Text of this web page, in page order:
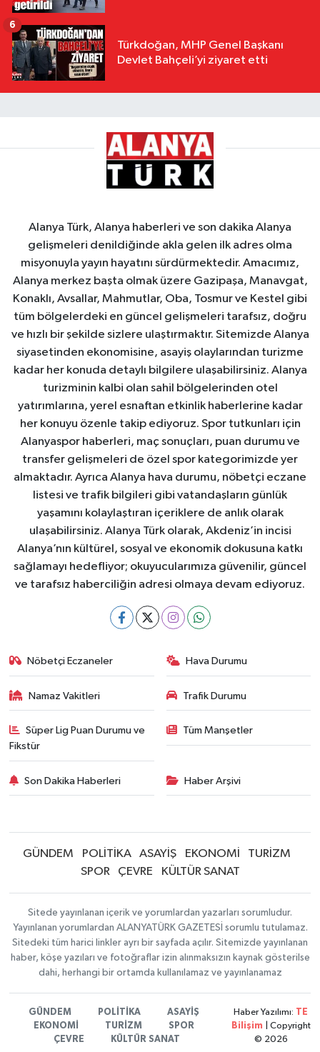
Türkdoğan, MHP Genel Başkanı
Devlet Bahçeli’yi ziyaret etti
6
Alanya Türk, Alanya haberleri ve son dakika Alanya
gelişmeleri denildiğinde akla gelen ilk adres olma
misyonuyla yayın hayatını sürdürmektedir. Amacımız,
Alanya merkez başta olmak üzere Gazipaşa, Manavgat,
Konaklı, Avsallar, Mahmutlar, Oba, Tosmur ve Kestel gibi
tüm bölgelerdeki en güncel gelişmeleri tarafsız, doğru
ve hızlı bir şekilde sizlere ulaştırmaktır. Sitemizde Alanya
siyasetinden ekonomisine, asayiş olaylarından turizme
kadar her konuda detaylı bilgilere ulaşabilirsiniz. Alanya
turizminin kalbi olan sahil bölgelerinden otel
yatırımlarına, yerel esnaftan etkinlik haberlerine kadar
her konuyu özenle takip ediyoruz. Spor tutkunları için
Alanyaspor haberleri, maç sonuçları, puan durumu ve
transfer gelişmeleri de özel spor kategorimizde yer
almaktadır. Ayrıca Alanya hava durumu, nöbetçi eczane
listesi ve trafik bilgileri gibi vatandaşların günlük
yaşamını kolaylaştıran içeriklere de anlık olarak
ulaşabilirsiniz. Alanya Türk olarak, Akdeniz’in incisi
Alanya’nın kültürel, sosyal ve ekonomik dokusuna katkı
sağlamayı hedefliyor; okuyucularımıza güvenilir, güncel
ve tarafsız haberciliğin adresi olmaya devam ediyoruz.
Nöbetçi Eczaneler Hava Durumu
Namaz Vakitleri Trafik Durumu
Süper Lig Puan Durumu ve
Fikstür
Tüm Manşetler
Son Dakika Haberleri Haber Arşivi
GÜNDEM POLİTİKA ASAYİŞ EKONOMİ
TURİZM
SPOR
ÇEVRE KÜLTÜR SANAT
Sitede yayınlanan içerik ve yorumlardan yazarları sorumludur.
Yayınlanan yorumlardan ALANYATÜRK GAZETESİ sorumlu tutulamaz.
Sitedeki tüm harici linkler ayrı bir sayfada açılır. Sitemizde yayınlanan
haber, köşe yazıları ve fotoğraflar izin alınmaksızın kaynak gösterilse
dahi, herhangi bir ortamda kullanılamaz ve yayınlanamaz
GÜNDEM POLİTİKA
ASAYİŞ
EKONOMİ
TURİZM
SPOR
ÇEVRE
KÜLTÜR SANAT
Haber Yazılımı:
TE
Bilişim | Copyright
© 2026